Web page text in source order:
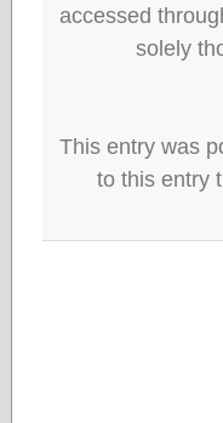
accessed
solely
This entry was
to this entry